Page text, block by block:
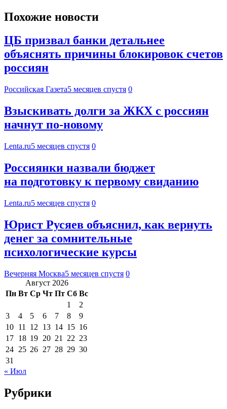
Похожие новости
ЦБ призвал банки детальнее
объяснять причины блокировок счетов
россиян
Российская Газета5 месяцев спустя 0
Взыскивать долги за ЖКХ с россиян
начнут по-новому
Lenta.ru5 месяцев спустя 0
Россиянки назвали бюджет
на подготовку к первому свиданию
Lenta.ru5 месяцев спустя 0
Юрист Русяев объяснил, как вернуть
денег за сомнительные
психологические курсы
Вечерняя Москва5 месяцев спустя 0
Август 2026
Пн Вт Ср Чт Пт Сб Вс
1
2
3
4 5 6 7 8
9
10 11 12 13 14 15 16
17 18 19 20 21 22 23
24 25 26 27 28 29 30
31
« Июл
Рубрики